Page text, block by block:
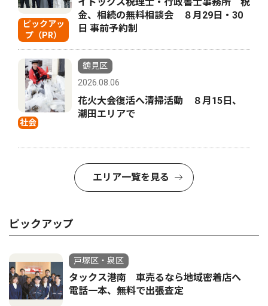
ピックアッ
プ（PR）
金、相続の無料相談会 ８月29日・30
日 事前予約制
社会
鶴見区
2026.08.06
花火大会復活へ清掃活動 ８月15日、
潮田エリアで
エリア一覧を見る
ピックアップ
戸塚区・泉区
タックス港南 車売るなら地域密着店へ
電話一本、無料で出張査定